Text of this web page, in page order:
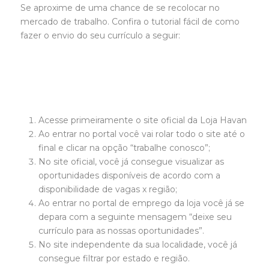
Se aproxime de uma chance de se recolocar no
mercado de trabalho. Confira o tutorial fácil de como
fazer o envio do seu currículo a seguir:
Acesse primeiramente o site oficial da Loja Havan
Ao entrar no portal você vai rolar todo o site até o
final e clicar na opção “trabalhe conosco”;
No site oficial, você já consegue visualizar as
oportunidades disponíveis de acordo com a
disponibilidade de vagas x região;
Ao entrar no portal de emprego da loja você já se
depara com a seguinte mensagem “deixe seu
currículo para as nossas oportunidades”.
No site independente da sua localidade, você já
consegue filtrar por estado e região.